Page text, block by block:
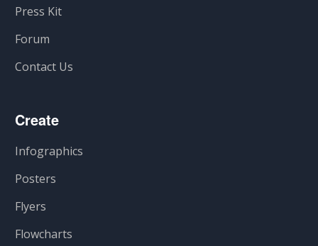
Press Kit
Forum
Contact Us
Create
Infographics
Posters
Flyers
Flowcharts